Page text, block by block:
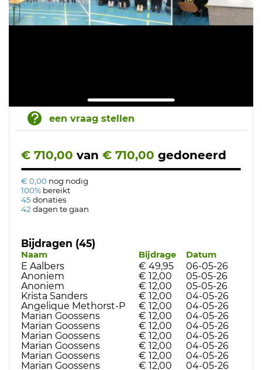
een vraag stellen
€ 710,00 van € 710,00 gedoneerd
€ 0,00 nog nodig
100% bereikt
45 donaties
42 dagen te gaan
Bijdragen (45)
Naam Bijdrage Datum
E Aalbers € 49,95
06-05-26
Anoniem
€ 12,00
05-05-26
Anoniem
€ 12,00
05-05-26
Krista Sanders
€ 12,00
04-05-26
Angelique Methorst-P
€ 12,00
04-05-26
Marian Goossens
€ 12,00
04-05-26
Marian Goossens
€ 12,00
04-05-26
Marian Goossens
€ 12,00
04-05-26
Marian Goossens
€ 12,00
04-05-26
Marian Goossens
€ 12,00
04-05-26
Marian Goossens
€ 12,00
04-05-26